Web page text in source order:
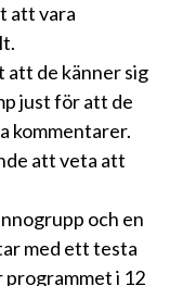
att vara
de känner sig
just för att de
kommentarer.
att veta att
och en
med ett testa
i 12